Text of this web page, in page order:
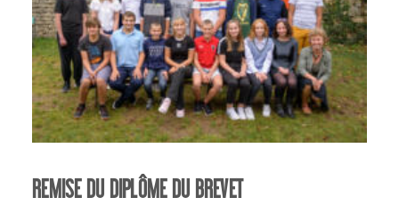
REMISE DU DIPLÔME DU BREVET